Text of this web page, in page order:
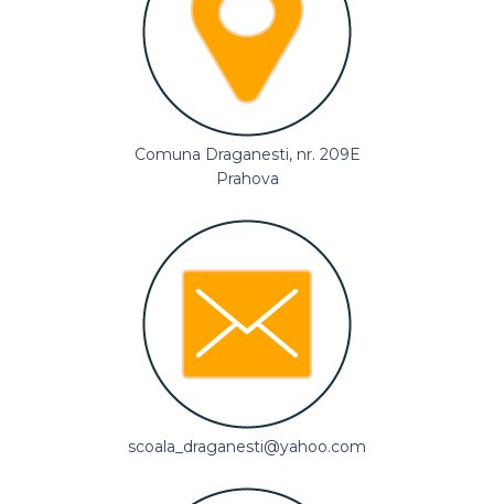
Comuna Draganesti, nr. 209E
Prahova
scoala_draganesti@yahoo.com